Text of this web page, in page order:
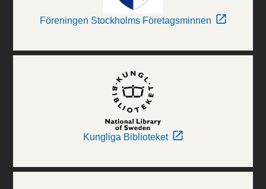
Föreningen Stockholms Företagsminnen
Kungliga Biblioteket